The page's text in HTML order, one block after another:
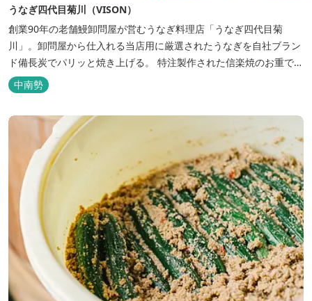
うなぎ四代目菊川（VISON）
創業90年の老舗鰻卸問屋が営むうなぎ料理店「うなぎ四代目菊
川」。卸問屋から仕入れる当店用に厳選されたうなぎを自社ブラン
ド備長炭でパリッと焼き上げる。 特注製作された信楽焼のお重で提
供するのは一本まるごと使用した名物「一本うなぎ」。 皮はパリッ
と、身はふわっと。噛めば口の中で上質な脂がとろっと広がりま
中南勢